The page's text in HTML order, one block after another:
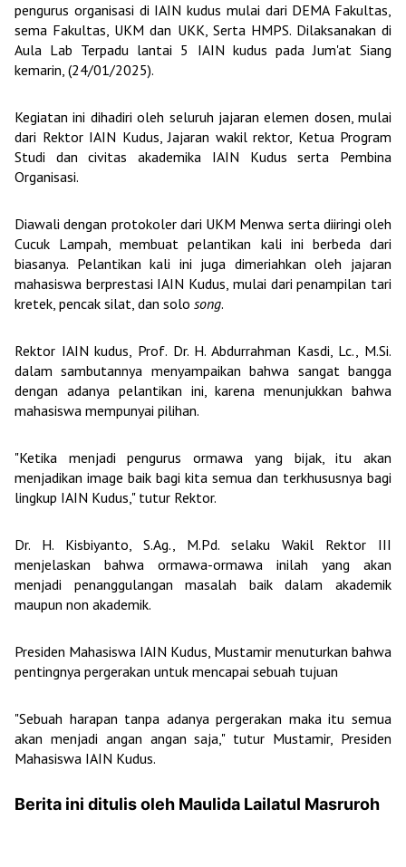
pengurus organisasi di IAIN kudus mulai dari DEMA Fakultas,
sema Fakultas, UKM dan UKK, Serta HMPS. Dilaksanakan di
Aula Lab Terpadu lantai 5 IAIN kudus pada Jum'at Siang
kemarin, (24/01/2025).
Kegiatan ini dihadiri oleh seluruh jajaran elemen dosen, mulai
dari Rektor IAIN Kudus, Jajaran wakil rektor, Ketua Program
Studi dan civitas akademika IAIN Kudus serta Pembina
Organisasi.
Diawali dengan protokoler dari UKM Menwa serta diiringi oleh
Cucuk Lampah, membuat pelantikan kali ini berbeda dari
biasanya. Pelantikan kali ini juga dimeriahkan oleh jajaran
mahasiswa berprestasi IAIN Kudus, mulai dari penampilan tari
kretek, pencak silat, dan solo song.
Rektor IAIN kudus, Prof. Dr. H. Abdurrahman Kasdi, Lc., M.Si.
dalam sambutannya menyampaikan bahwa sangat bangga
dengan adanya pelantikan ini, karena menunjukkan bahwa
mahasiswa mempunyai pilihan.
"Ketika menjadi pengurus ormawa yang bijak, itu akan
menjadikan image baik bagi kita semua dan terkhususnya bagi
lingkup IAIN Kudus," tutur Rektor.
Dr. H. Kisbiyanto, S.Ag., M.Pd. selaku Wakil Rektor III
menjelaskan bahwa ormawa-ormawa inilah yang akan
menjadi penanggulangan masalah baik dalam akademik
maupun non akademik.
Presiden Mahasiswa IAIN Kudus, Mustamir menuturkan bahwa
pentingnya pergerakan untuk mencapai sebuah tujuan
"Sebuah harapan tanpa adanya pergerakan maka itu semua
akan menjadi angan angan saja," tutur Mustamir, Presiden
Mahasiswa IAIN Kudus.
Berita ini ditulis oleh Maulida Lailatul Masruroh